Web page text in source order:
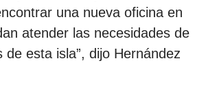
una nueva oficina en
atender las necesidades de
de esta isla”, dijo Hernández